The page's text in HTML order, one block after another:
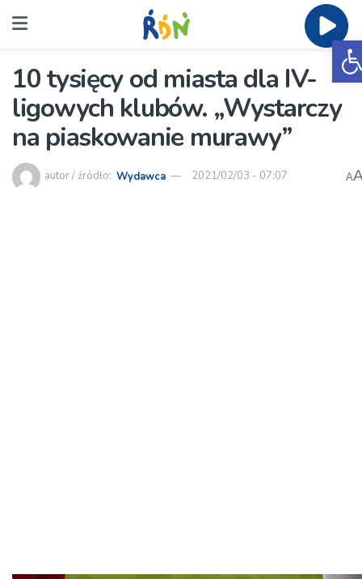
10 tysięcy od miasta dla IV-
ligowych klubów. „Wystarczy
na piaskowanie murawy”
autor / źródło: Wydawca 2021/02/03 - 07:07 A